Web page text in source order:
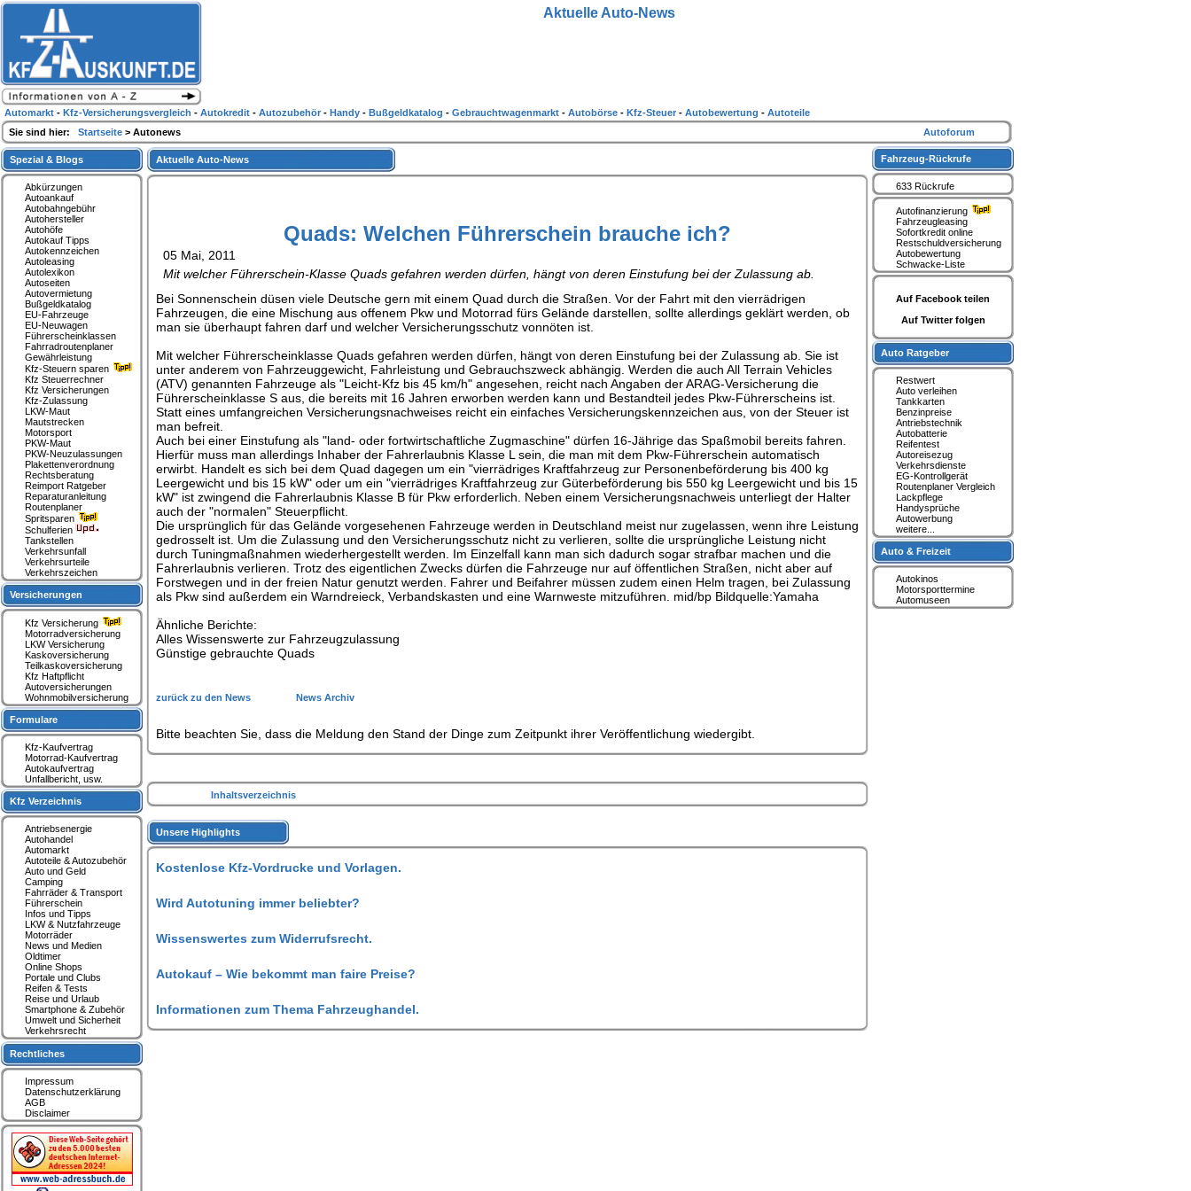
Aktuelle Auto-News
Quads: Welchen Führerschein brauche ich?
05 Mai, 2011
Mit welcher Führerschein-Klasse Quads gefahren werden dürfen, hängt von deren Einstufung bei der Zulassung ab.
Bei Sonnenschein düsen viele Deutsche gern mit einem Quad durch die Straßen. Vor der Fahrt mit den vierrädrigen
Fahrzeugen, die eine Mischung aus offenem Pkw und Motorrad fürs Gelände darstellen, sollte allerdings geklärt werden, ob
man sie überhaupt fahren darf und welcher Versicherungsschutz vonnöten ist.
Mit welcher Führerscheinklasse Quads gefahren werden dürfen, hängt von deren Einstufung bei der Zulassung ab. Sie ist
unter anderem von Fahrzeuggewicht, Fahrleistung und Gebrauchszweck abhängig. Werden die auch All Terrain Vehicles
(ATV) genannten Fahrzeuge als "Leicht-Kfz bis 45 km/h" angesehen, reicht nach Angaben der ARAG-Versicherung die
Führerscheinklasse S aus, die bereits mit 16 Jahren erworben werden kann und Bestandteil jedes Pkw-Führerscheins ist.
Statt eines umfangreichen Versicherungsnachweises reicht ein einfaches Versicherungskennzeichen aus, von der Steuer ist
man befreit.
Auch bei einer Einstufung als "land- oder fortwirtschaftliche Zugmaschine" dürfen 16-Jährige das Spaßmobil bereits fahren.
Hierfür muss man allerdings Inhaber der Fahrerlaubnis Klasse L sein, die man mit dem Pkw-Führerschein automatisch
erwirbt. Handelt es sich bei dem Quad dagegen um ein "vierrädriges Kraftfahrzeug zur Personenbeförderung bis 400 kg
Leergewicht und bis 15 kW" oder um ein "vierrädriges Kraftfahrzeug zur Güterbeförderung bis 550 kg Leergewicht und bis 15
kW" ist zwingend die Fahrerlaubnis Klasse B für Pkw erforderlich. Neben einem Versicherungsnachweis unterliegt der Halter
auch der "normalen" Steuerpflicht.
Die ursprünglich für das Gelände vorgesehenen Fahrzeuge werden in Deutschland meist nur zugelassen, wenn ihre Leistung
gedrosselt ist. Um die Zulassung und den Versicherungsschutz nicht zu verlieren, sollte die ursprüngliche Leistung nicht
durch Tuningmaßnahmen wiederhergestellt werden. Im Einzelfall kann man sich dadurch sogar strafbar machen und die
Fahrerlaubnis verlieren. Trotz des eigentlichen Zwecks dürfen die Fahrzeuge nur auf öffentlichen Straßen, nicht aber auf
Forstwegen und in der freien Natur genutzt werden. Fahrer und Beifahrer müssen zudem einen Helm tragen, bei Zulassung
als Pkw sind außerdem ein Warndreieck, Verbandskasten und eine Warnweste mitzuführen. mid/bp Bildquelle:Yamaha
Ähnliche Berichte:
Alles Wissenswerte zur Fahrzeugzulassung
Günstige gebrauchte Quads
zurück zu den News News Archiv
Bitte beachten Sie, dass die Meldung den Stand der Dinge zum Zeitpunkt ihrer Veröffentlichung wiedergibt.
Inhaltsverzeichnis
Unsere Highlights
Kostenlose Kfz-Vordrucke und Vorlagen.
Wird Autotuning immer beliebter?
Wissenswertes zum Widerrufsrecht.
Autokauf – Wie bekommt man faire Preise?
Informationen zum Thema Fahrzeughandel.
Spezial & Blogs
Abkürzungen
Autoankauf
Autobahngebühr
Autohersteller
Autohöfe
Autokauf Tipps
Autokennzeichen
Autoleasing
Autolexikon
Autoseiten
Autovermietung
Bußgeldkatalog
EU-Fahrzeuge
EU-Neuwagen
Führerscheinklassen
Fahrradroutenplaner
Gewährleistung
Kfz-Steuern sparen
Kfz Steuerrechner
Kfz Versicherungen
Kfz-Zulassung
LKW-Maut
Mautstrecken
Motorsport
PKW-Maut
PKW-Neuzulassungen
Plakettenverordnung
Rechtsberatung
Reimport Ratgeber
Reparaturanleitung
Routenplaner
Spritsparen
Schulferien
Tankstellen
Verkehrsunfall
Verkehrsurteile
Verkehrszeichen
Versicherungen
Kfz Versicherung
Motorradversicherung
LKW Versicherung
Kaskoversicherung
Teilkaskoversicherung
Kfz Haftpflicht
Autoversicherungen
Wohnmobilversicherung
Formulare
Kfz-Kaufvertrag
Motorrad-Kaufvertrag
Autokaufvertrag
Unfallbericht, usw.
Kfz Verzeichnis
Antriebsenergie
Autohandel
Automarkt
Autoteile & Autozubehör
Auto und Geld
Camping
Fahrräder & Transport
Führerschein
Infos und Tipps
LKW & Nutzfahrzeuge
Motorräder
News und Medien
Oldtimer
Online Shops
Portale und Clubs
Reifen & Tests
Reise und Urlaub
Smartphone & Zubehör
Umwelt und Sicherheit
Verkehrsrecht
Rechtliches
Impressum
Datenschutzerklärung
AGB
Disclaimer
Fahrzeug-Rückrufe
633 Rückrufe
Autofinanzierung
Fahrzeugleasing
Sofortkredit online
Restschuldversicherung
Autobewertung
Schwacke-Liste
Auf Facebook teilen
Auf Twitter folgen
Auto Ratgeber
Restwert
Auto verleihen
Tankkarten
Benzinpreise
Antriebstechnik
Autobatterie
Reifentest
Autoreisezug
Verkehrsdienste
EG-Kontrollgerät
Routenplaner Vergleich
Lackpflege
Handysprüche
Autowerbung
weitere...
Auto & Freizeit
Autokinos
Motorsporttermine
Automuseen
Aktuelle Auto-News
Automarkt - Kfz-Versicherungsvergleich - Autokredit - Autozubehör - Handy - Bußgeldkatalog - Gebrauchtwagenmarkt - Autobörse - Kfz-Steuer - Autobewertung - Autoteile
Sie sind hier: Startseite > Autonews Autoforum